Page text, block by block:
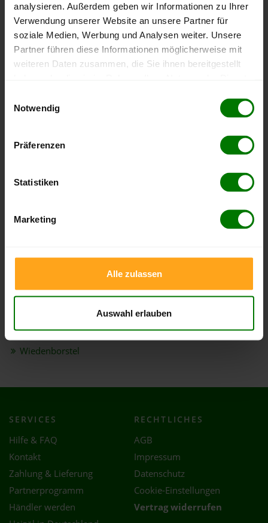
analysieren. Außerdem geben wir Informationen zu Ihrer
Verwendung unserer Website an unsere Partner für
soziale Medien, Werbung und Analysen weiter. Unsere
Partner führen diese Informationen möglicherweise mit
weiteren Daten zusammen, die Sie ihnen bereitgestellt
Notwendig
Präferenzen
Statistiken
Marketing
Alle zulassen
Auswahl erlauben
Kollmar
Kollmoor
Krempdorf
Kremperheide
Poyenberg
Rethwisch
Schlotfeld
Vaale
Wewelsfleth
Wiedenborstel
SERVICES
Hilfe & FAQ
Kontakt
Zahlung & Lieferung
Partnerprogramm
Händler werden
RECHTLICHES
AGB
Impressum
Datenschutz
Cookie-Einstellungen
Vertrag widerrufen